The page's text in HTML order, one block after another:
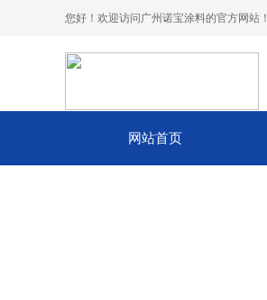
您好！欢迎访问广州诺宝涂料的官方网站！
网站首页